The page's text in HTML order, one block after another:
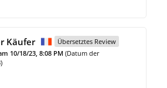
Käufer
Übersetztes Review
10/18/23, 8:08 PM (Datum der